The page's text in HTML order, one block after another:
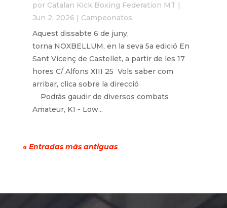
por Catalan Kick Boxing Federation MT |
Jun 2, 2026 | Campeonatos
Aquest dissabte 6 de juny,
torna NOXBELLUM, en la seva 5a edició En
Sant Vicenç de Castellet, a partir de les 17
hores C/ Alfons XIII 25 Vols saber com
arribar, clica sobre la direcció
Podràs gaudir de diversos combats
Amateur, K1 - Low...
« Entradas más antiguas